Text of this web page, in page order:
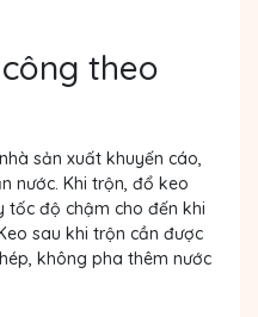
theo
sản xuất khuyến cáo,
nước. Khi trộn, đổ keo
độ chậm cho đến khi
sau khi trộn cần được
không pha thêm nước